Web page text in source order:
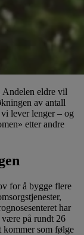
Andelen eldre vil
av antall
lever lenger – og
etter andre
for å bygge flere
har
være på rundt 26
kommer som følge